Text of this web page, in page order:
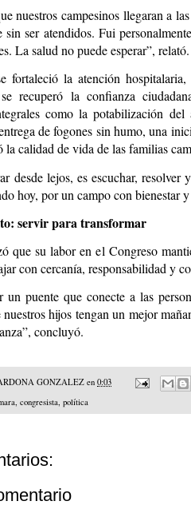
nuestros campesinos llegaran a
ser atendidos. Fui
La salud no puede esperar”, relató.
fortaleció la atención
recuperó la confianza
como la potabilización del
de fogones sin humo, una
calidad de vida de las familias
desde lejos, es escuchar, resolver
hoy, por un campo con bienestar
servir para transformar
que su labor en el Congreso
con cercanía, responsabilidad y
puente que conecte a las
nuestros hijos tengan un mejor
concluyó.
GONZALEZ en 0:03
congresista política